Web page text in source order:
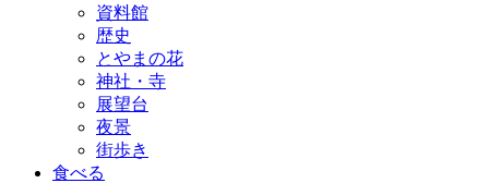
資料館
歴史
とやまの花
神社・寺
展望台
夜景
街歩き
食べる